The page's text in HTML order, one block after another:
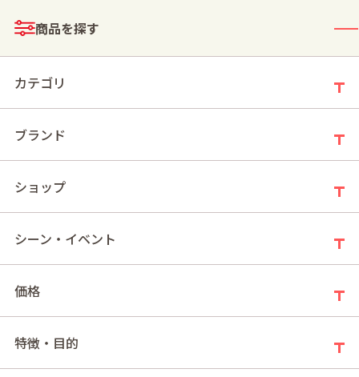
商品を探す
カテゴリ
ブランド
ショップ
シーン・イベント
価格
特徴・目的